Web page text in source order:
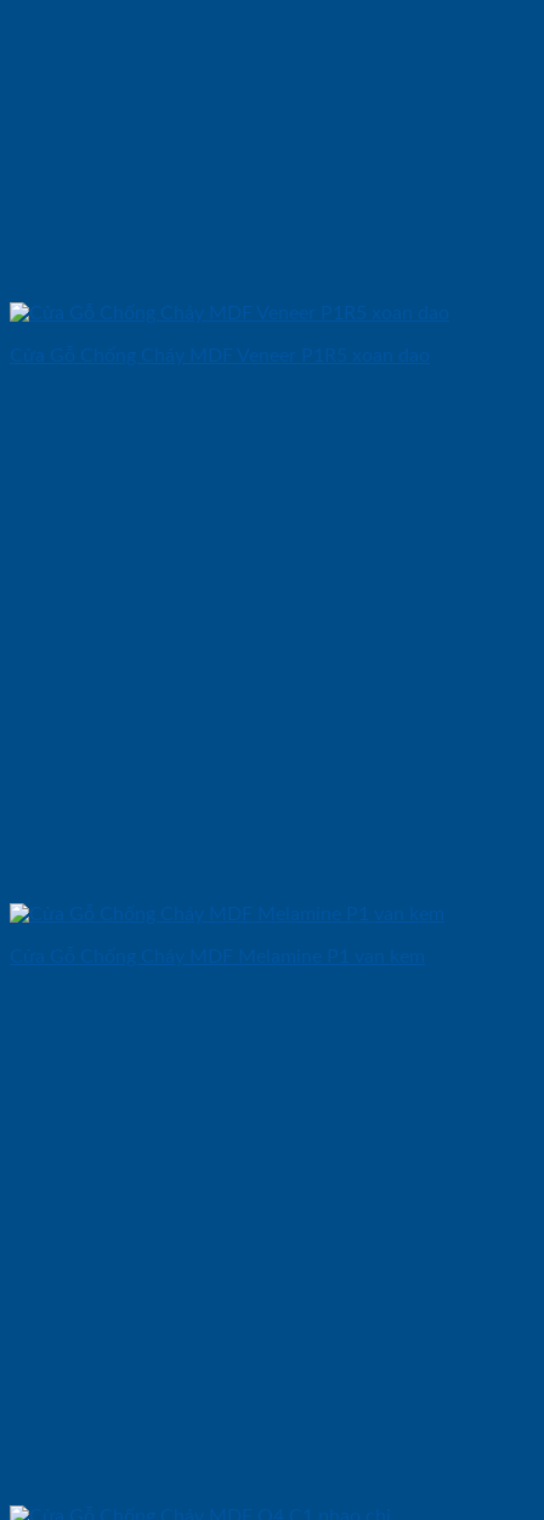
Cửa Gỗ Chống Cháy MDF Veneer P1R5 xoan dao
Cửa Gỗ Chống Cháy MDF Melamine P1 van kem